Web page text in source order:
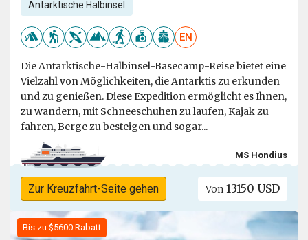
Antarktische Halbinsel
EN
Die Antarktische-Halbinsel-Basecamp-Reise bietet eine
Vielzahl von Möglichkeiten, die Antarktis zu erkunden
und zu genießen. Diese Expedition ermöglicht es Ihnen,
zu wandern, mit Schneeschuhen zu laufen, Kajak zu
fahren, Berge zu besteigen und sogar...
MS Hondius
Zur Kreuzfahrt-Seite gehen Von 13150 USD
Bis zu $5600 Rabatt